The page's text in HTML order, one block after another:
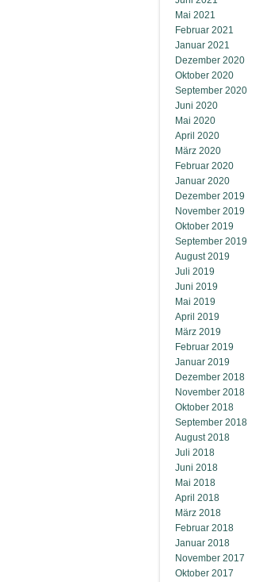
Mai 2021
Februar 2021
Januar 2021
Dezember 2020
Oktober 2020
September 2020
Juni 2020
Mai 2020
April 2020
März 2020
Februar 2020
Januar 2020
Dezember 2019
November 2019
Oktober 2019
September 2019
August 2019
Juli 2019
Juni 2019
Mai 2019
April 2019
März 2019
Februar 2019
Januar 2019
Dezember 2018
November 2018
Oktober 2018
September 2018
August 2018
Juli 2018
Juni 2018
Mai 2018
April 2018
März 2018
Februar 2018
Januar 2018
November 2017
Oktober 2017